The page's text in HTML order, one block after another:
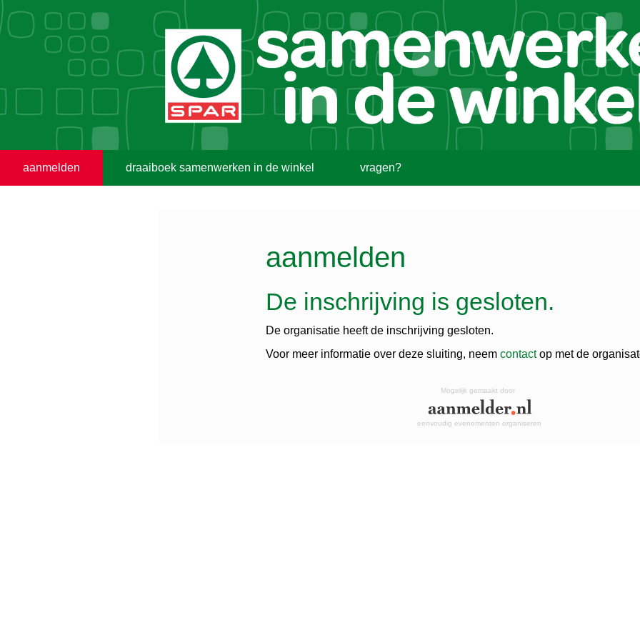
aanmelden draaiboek samenwerken in de winkel vragen?
aanmelden
De inschrijving is gesloten.
De organisatie heeft de inschrijving gesloten.
Voor meer informatie over deze sluiting, neem contactop met de
Mogelijk gemaakt door
eenvoudig evenementen organiseren